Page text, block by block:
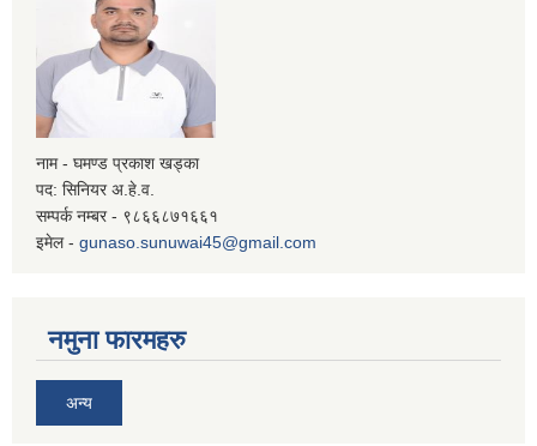
नाम - घमण्ड प्रकाश खड्का
पद: सिनियर अ.हे.व.
सम्पर्क नम्बर - ९८६६८७१६६१
इमेल - gunaso.sunuwai45@gmail.com
नमुना फारमहरु
अन्य